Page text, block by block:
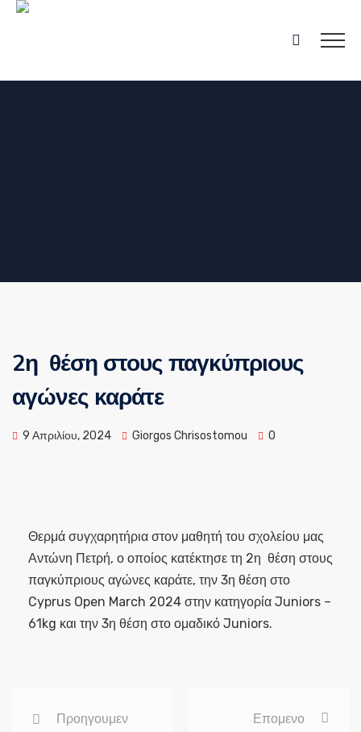
2η θέση στους παγκύπριους
αγώνες καράτε
9 Απριλίου, 2024 Giorgos Chrisostomou 0
Θερμά συγχαρητήρια στον μαθητή του σχολείου μας
Αντώνη Πετρή, ο οποίος κατέκτησε τη 2η θέση στους
παγκύπριους αγώνες καράτε, την 3η θέση στο
Cyprus Open March 2024 στην κατηγορία Juniors –
61kg και την 3η θέση στο ομαδικό Juniors.
Προηγουμεν
Επομενο